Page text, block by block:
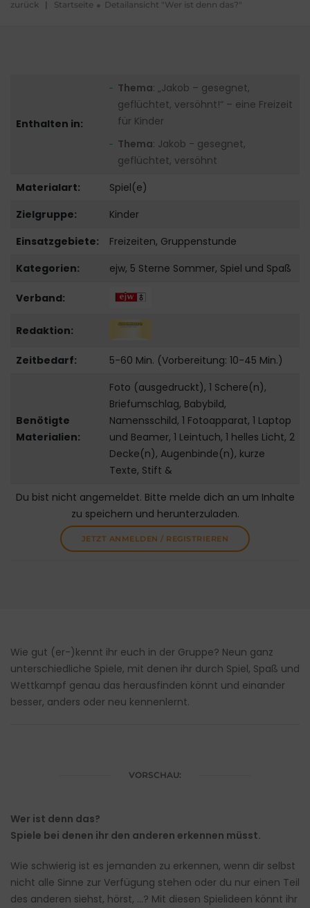
zurück | Startseite Detailansicht "Wer ist denn das?"
Enthalten in:
Thema: „Jakob – gesegnet,
geflüchtet, versöhnt!“ – eine Freizeit
für Kinder
Thema: Jakob - gesegnet,
geflüchtet, versöhnt
Materialart:
Spiel(e)
Zielgruppe:
Kinder
Einsatzgebiete:
Freizeiten, Gruppenstunde
Kategorien:
ejw, 5 Sterne Sommer, Spiel und Spaß
Verband:
Redaktion:
Zeitbedarf: 5-60 Min. (Vorbereitung: 10-45 Min.)
Benötigte
Materialien:
Foto (ausgedruckt), 1 Schere(n),
Briefumschlag, Babybild,
Namensschild, 1 Fotoapparat, 1 Laptop
und Beamer, 1 Leintuch, 1 helles Licht, 2
Decke(n), Augenbinde(n), kurze
Texte, Stift &
Du bist nicht angemeldet. Bitte melde dich an um Inhalte
zu speichern und herunterzuladen.
JETZT ANMELDEN / REGISTRIEREN
Wie gut (er-)kennt ihr euch in der Gruppe? Neun ganz
unterschiedliche Spiele, mit denen ihr durch Spiel, Spaß und
Wettkampf genau das herausfinden könnt und einander
besser, anders oder neu kennenlernt.
VORSCHAU:
Wer ist denn das?
Spiele bei denen ihr den anderen erkennen müsst.
Wie schwierig ist es jemanden zu erkennen, wenn dir selbst
nicht alle Sinne zur Verfügung stehen oder du nur einen Teil
des anderen siehst, hörst, …? Mit diesen Spielideen könnt ihr